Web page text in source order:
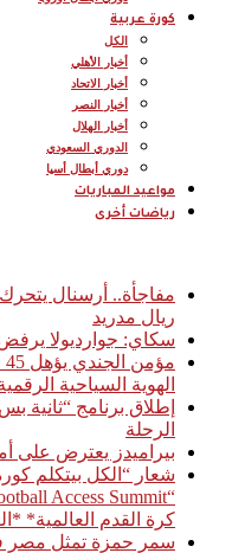
كورة عربية
الكل
أخبار الأهلي
أخبار الاتحاد
أخبار النصر
أخبار الهلال
الدوري السعودي
دوري أبطال أسيا
مواعيد المباريات
رياضات أخرى
مفاجأة.. أرسنال
ريال مدريد
سكاي: جوارديولا
الهوية السياحية
إطلاق برنامج
الرحلة
بيراميدز يعترض على
شعار “الكل بيتكلم
كرة القدم العالمية* *القاهرة 03
سمر حمزة تمثل مصر